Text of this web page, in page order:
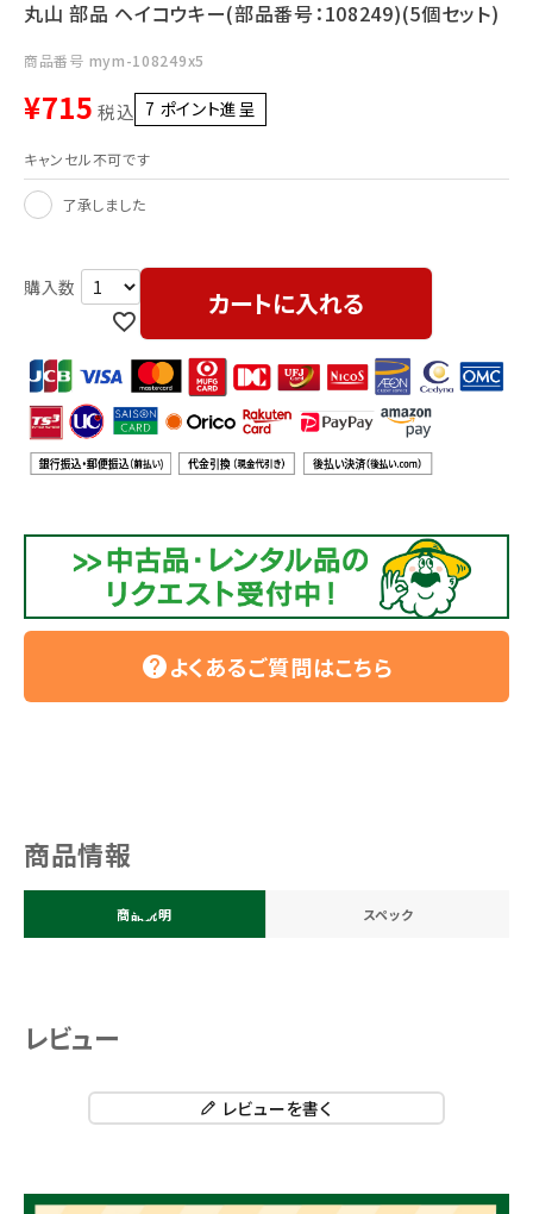
FAXでのご注文
丸山 部品 ヘイコウキー(部品番号：108249)(5個セット)
商品番号 mym-108249x5
¥715 税込 7 ポイント進呈 ]
キャンセル不可です
了承しました
カートに入れる
helpよくあるご質問はこちら
商品情報
商品説明 スペック
レビュー
レビューを書く